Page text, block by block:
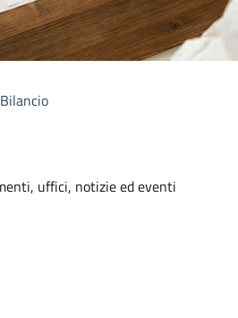
Bilancio
uffici, notizie ed eventi